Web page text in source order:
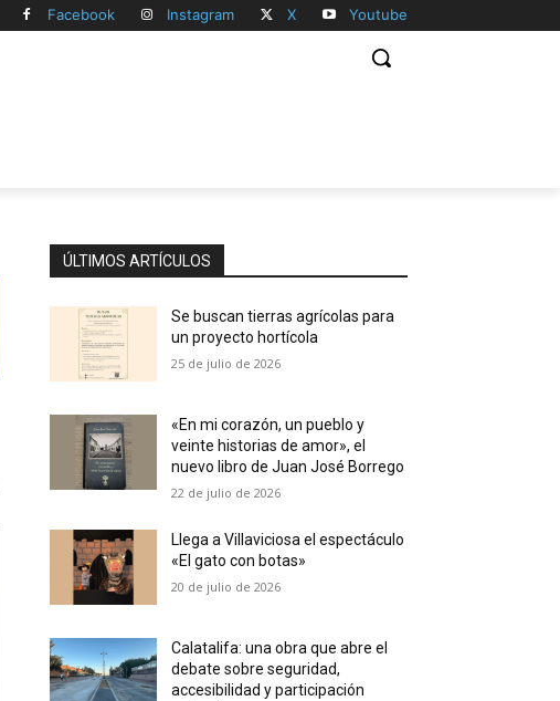
Facebook Instagram X Youtube
ÚLTIMOS ARTÍCULOS
Se buscan tierras agrícolas para
un proyecto hortícola
25 de julio de 2026
«En mi corazón, un pueblo y
veinte historias de amor», el
nuevo libro de Juan José Borrego
22 de julio de 2026
Llega a Villaviciosa el espectáculo
«El gato con botas»
20 de julio de 2026
Calatalifa: una obra que abre el
debate sobre seguridad,
accesibilidad y participación